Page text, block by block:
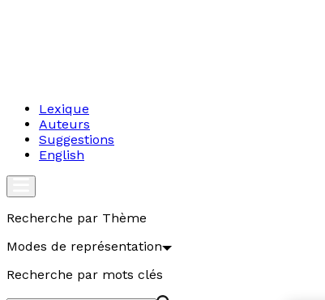
Lexique
Auteurs
Suggestions
English
Recherche par Thème
Modes de représentation
Recherche par mots clés